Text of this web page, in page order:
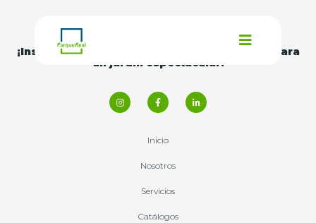
¡Inspírate con nuestras
para
un jardín espectacular!
Inicio
Nosotros
Servicios
Catálogos